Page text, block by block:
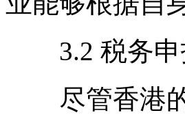
3.2 税务申
尽管香港的